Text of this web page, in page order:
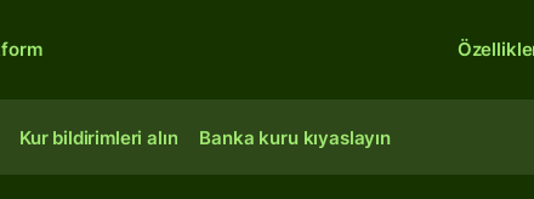
Kur bildirimleri alın Banka kuru kıyaslayın